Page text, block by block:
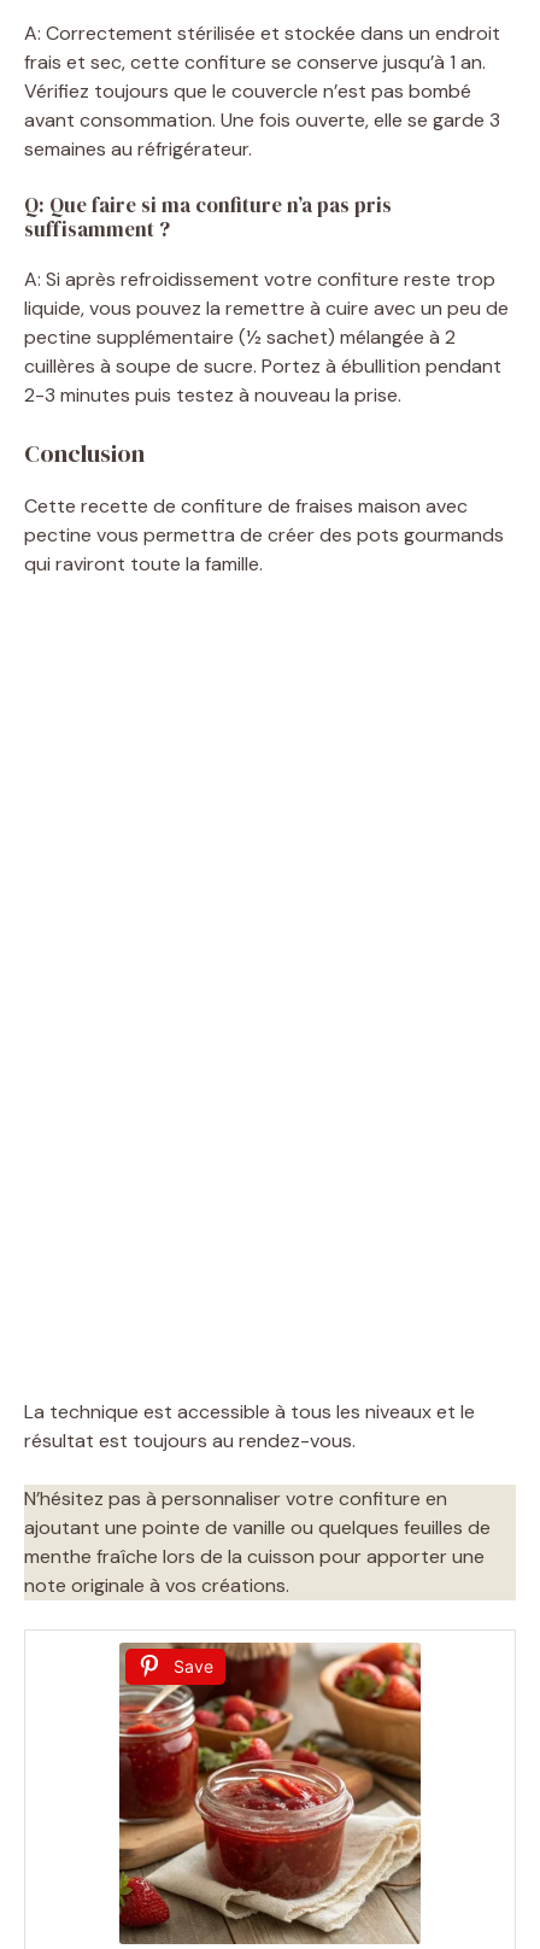
A: Correctement stérilisée et stockée dans un endroit
frais et sec, cette confiture se conserve jusqu’à 1 an.
Vérifiez toujours que le couvercle n’est pas bombé
avant consommation. Une fois ouverte, elle se garde 3
semaines au réfrigérateur.
Q: Que faire si ma confiture n’a pas pris
suffisamment ?
A: Si après refroidissement votre confiture reste trop
liquide, vous pouvez la remettre à cuire avec un peu de
pectine supplémentaire (1⁄2 sachet) mélangée à 2
cuillères à soupe de sucre. Portez à ébullition pendant
2-3 minutes puis testez à nouveau la prise.
Conclusion
Cette recette de confiture de fraises maison avec
pectine vous permettra de créer des pots gourmands
qui raviront toute la famille.
La technique est accessible à tous les niveaux et le
résultat est toujours au rendez-vous.
N’hésitez pas à personnaliser votre confiture en
ajoutant une pointe de vanille ou quelques feuilles de
menthe fraîche lors de la cuisson pour apporter une
note originale à vos créations.
Save